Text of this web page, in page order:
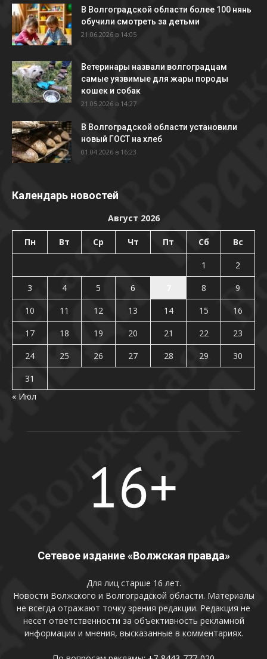
В Волгоградской области более 100 нянь
обучили смотреть за детьми
21.06.2026 в 14:05
Ветеринары назвали волгоградцам
самые уязвимые для жары породы
кошек и собак
21.05.2026 в 14:27
В Волгоградской области установили
новый ГОСТ на хлеб
01.04.2026 в 16:23
Календарь новостей
Август 2026
Пн Вт Ср Чт Пт Сб Вс
1
2
3
4 5 6 8
9
10
11 12 13 14 15
16
17
18 19 20 21 22
23
24
25 26 27 28 29
30
31
« Июл
Сетевое издание «Волжская правда»
Для лиц старше 16 лет.
Новости Волжского и Волгоградской области. Материалы
не всегда отражают точку зрения редакции. Редакция не
несет ответственности за объективность рекламной
информации и мнения, высказанные в комментариях.